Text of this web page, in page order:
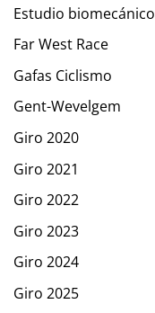
Estudio biomecánico
Far West Race
Gafas Ciclismo
Gent-Wevelgem
Giro 2020
Giro 2021
Giro 2022
Giro 2023
Giro 2024
Giro 2025